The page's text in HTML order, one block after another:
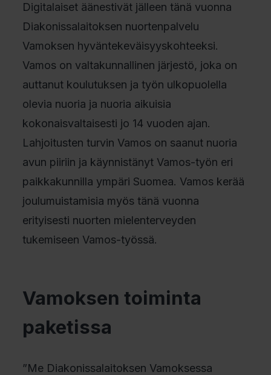
Digitalaiset äänestivät jälleen tänä vuonna
Diakonissalaitoksen nuortenpalvelu
Vamoksen hyväntekeväisyyskohteeksi.
Vamos on valtakunnallinen järjestö, joka on
auttanut koulutuksen ja työn ulkopuolella
olevia nuoria ja nuoria aikuisia
kokonaisvaltaisesti jo 14 vuoden ajan.
Lahjoitusten turvin Vamos on saanut nuoria
avun piiriin ja käynnistänyt Vamos-työn eri
paikkakunnilla ympäri Suomea. Vamos kerää
joulumuistamisia myös tänä vuonna
erityisesti nuorten mielenterveyden
tukemiseen Vamos-työssä.
Vamoksen toiminta
paketissa
”Me Diakonissalaitoksen Vamoksessa